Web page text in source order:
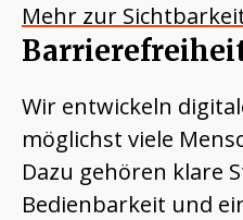
Mehr zur
Wir entwickeln
möglichst viele
Dazu gehören klare
Bedienbarkeit und